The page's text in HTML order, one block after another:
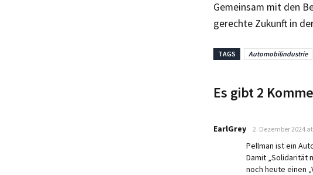
Gemeinsam mit den
gerechte Zukunft in
TAGS Automobilindustrie
Es gibt 2
EarlGrey says:
2. Dezember 2024
Pellman ist ein
Damit „Solidarität
noch heute einen